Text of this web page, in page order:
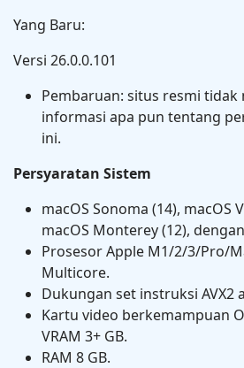
Yang Baru:
Versi 26.0.0.101
Pembaruan: situs resmi tidak
informasi apa pun tentang
ini.
Persyaratan Sistem
macOS Sonoma (14), macOS
macOS Monterey (12),
Prosesor Apple M1/2/3/Pro/
Multicore.
Dukungan set instruksi AVX2
Kartu video berkemampuan
VRAM 3+ GB.
RAM 8 GB.